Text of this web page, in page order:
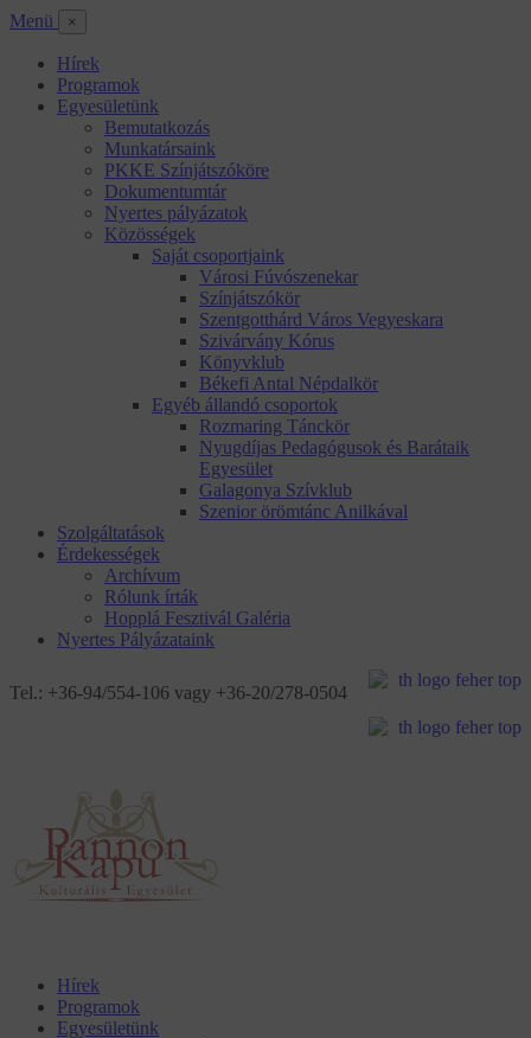
Menü ×
Hírek
Programok
Egyesületünk
Bemutatkozás
Munkatársaink
PKKE Színjátszóköre
Dokumentumtár
Nyertes pályázatok
Közösségek
Saját csoportjaink
Városi Fúvószenekar
Színjátszókör
Szentgotthárd Város Vegyeskara
Szivárvány Kórus
Könyvklub
Békefi Antal Népdalkör
Egyéb állandó csoportok
Rozmaring Tánckör
Nyugdíjas Pedagógusok és Barátaik
Egyesület
Galagonya Szívklub
Szenior örömtánc Anilkával
Szolgáltatások
Érdekességek
Archívum
Rólunk írták
Hopplá Fesztivál Galéria
Nyertes Pályázataink
Tel.: +36-94/554-106 vagy +36-20/278-0504
Hírek
Programok
Egyesületünk